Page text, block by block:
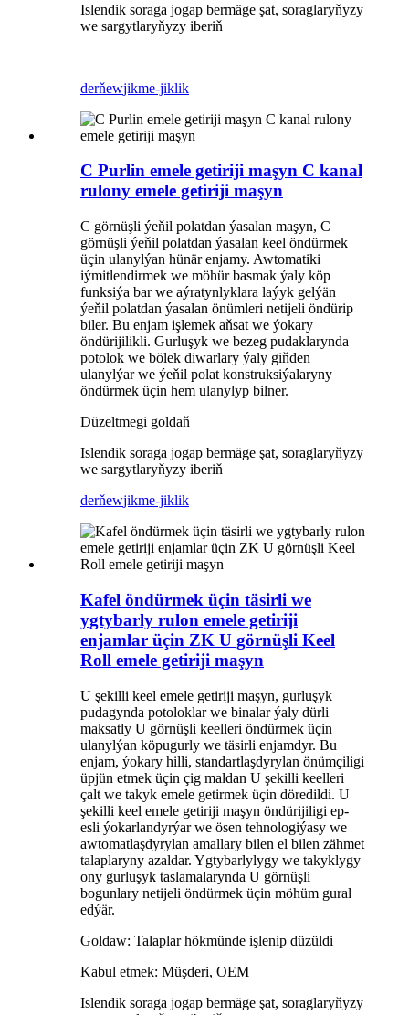
Islendik soraga jogap bermäge şat, soraglaryňyzy
we sargytlaryňyzy iberiň
derňewjikme-jiklik
C Purlin emele getiriji maşyn C kanal
rulony emele getiriji maşyn
C görnüşli ýeňil polatdan ýasalan maşyn, C
görnüşli ýeňil polatdan ýasalan keel öndürmek
üçin ulanylýan hünär enjamy. Awtomatiki
iýmitlendirmek we möhür basmak ýaly köp
funksiýa bar we aýratynlyklara laýyk gelýän
ýeňil polatdan ýasalan önümleri netijeli öndürip
biler. Bu enjam işlemek aňsat we ýokary
öndürijilikli. Gurluşyk we bezeg pudaklarynda
potolok we bölek diwarlary ýaly giňden
ulanylýar we ýeňil polat konstruksiýalaryny
öndürmek üçin hem ulanylyp bilner.
Düzeltmegi goldaň
Islendik soraga jogap bermäge şat, soraglaryňyzy
we sargytlaryňyzy iberiň
derňewjikme-jiklik
Kafel öndürmek üçin täsirli we
ygtybarly rulon emele getiriji
enjamlar üçin ZK U görnüşli Keel
Roll emele getiriji maşyn
U şekilli keel emele getiriji maşyn, gurluşyk
pudagynda potoloklar we binalar ýaly dürli
maksatly U görnüşli keelleri öndürmek üçin
ulanylýan köpugurly we täsirli enjamdyr. Bu
enjam, ýokary hilli, standartlaşdyrylan önümçiligi
üpjün etmek üçin çig maldan U şekilli keelleri
çalt we takyk emele getirmek üçin döredildi. U
şekilli keel emele getiriji maşyn öndürijiligi ep-
esli ýokarlandyrýar we ösen tehnologiýasy we
awtomatlaşdyrylan amallary bilen el bilen zähmet
talaplaryny azaldar. Ygtybarlylygy we takyklygy
ony gurluşyk taslamalarynda U görnüşli
bogunlary netijeli öndürmek üçin möhüm gural
edýär.
Goldaw: Talaplar hökmünde işlenip düzüldi
Kabul etmek: Müşderi, OEM
Islendik soraga jogap bermäge şat, soraglaryňyzy